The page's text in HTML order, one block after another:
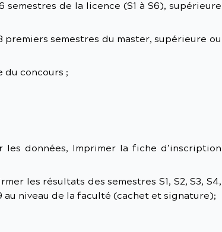
semestres de la licence (S1 à S6), supérieure
premiers semestres du master, supérieure ou
du concours ;
les données, Imprimer la fiche d’inscription
les résultats des semestres S1, S2, S3, S4,
au niveau de la faculté (cachet et signature);